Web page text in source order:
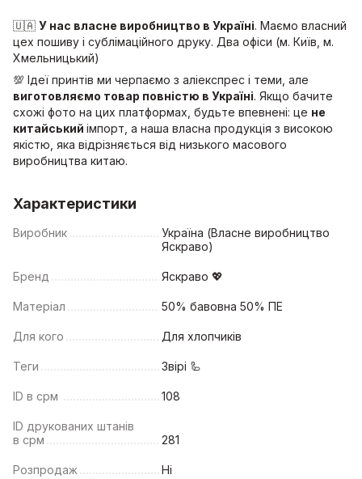
🇺🇦 У нас власне виробництво в Україні. Маємо власний
цех пошиву і сублімаційного друку. Два офіси (м. Київ, м.
Хмельницький)
💯 Ідеї принтів ми черпаємо з аліекспрес і теми, але
виготовляємо товар повністю в Україні. Якщо бачите
схожі фото на цих платформах, будьте впевнені: це не
китайський імпорт, а наша власна продукція з високою
якістю, яка відрізняється від низького масового
виробництва китаю.
Характеристики
Виробник
Україна (Власне виробництво
Яскраво)
Бренд Яскраво 💖
Матеріал 50% бавовна 50% ПЕ
Для кого Для хлопчиків
Теги Звірі 🦾
ID в срм 108
ID друкованих штанів
в срм
281
Розпродаж Ні